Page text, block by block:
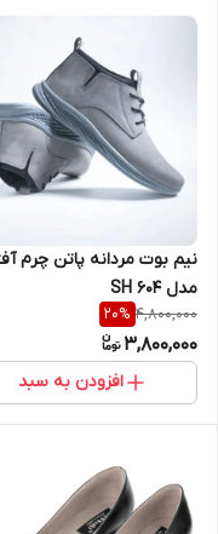
نیم بوت مردانه پاتن چرم
مدل SH 604
4,800,000
20%
3,800,000
افزودن به سبد